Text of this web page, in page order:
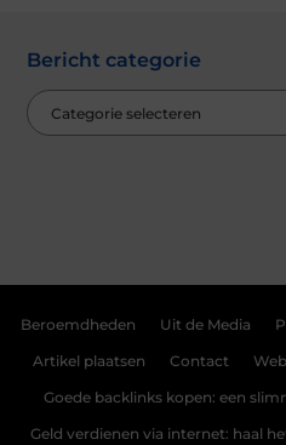
Bericht categorie
Beroemdheden Uit de Media
Artikel plaatsen Contact
Goede backlinks kopen: een
Geld verdienen via internet: haal